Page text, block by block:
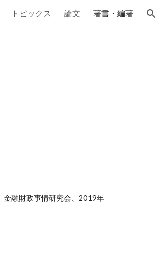
トピックス 論文 著書・編著
、金融財政事情研究会、2019年